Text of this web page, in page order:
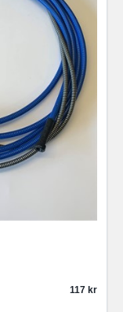
117